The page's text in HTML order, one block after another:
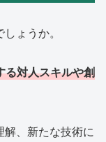
ょうか。
る対人スキルや創
解、新たな技術に